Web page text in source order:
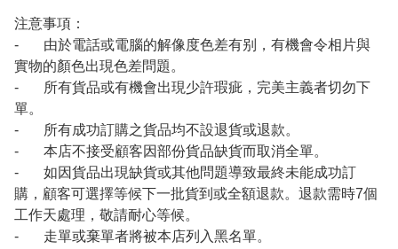
注意事項：
- 由於電話或電腦的解像度色差有别，有機會令相片與
實物的顏色出現色差問題。
- 所有貨品或有機會出現少許瑕疵，完美主義者切勿下
單。
- 所有成功訂購之貨品均不設退貨或退款。
- 本店不接受顧客因部份貨品缺貨而取消全單。
- 如因貨品出現缺貨或其他問題導致最終未能成功訂
購，顧客可選擇等候下一批貨到或全額退款。退款需時7個
工作天處理，敬請耐心等候。
- 走單或棄單者將被本店列入黑名單。